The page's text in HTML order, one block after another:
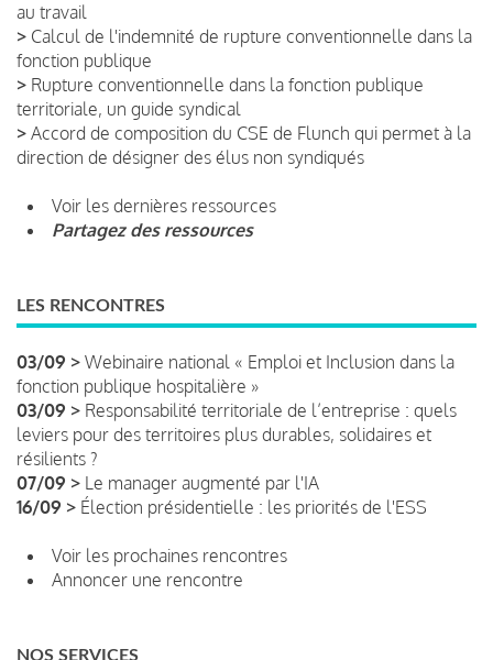
au travail
> Calcul de l'indemnité de rupture conventionnelle dans la
fonction publique
> Rupture conventionnelle dans la fonction publique
territoriale, un guide syndical
> Accord de composition du CSE de Flunch qui permet à la
direction de désigner des élus non syndiqués
Voir les dernières ressources
Partagez des ressources
LES RENCONTRES
03/09 > Webinaire national « Emploi et Inclusion dans la
fonction publique hospitalière »
03/09 > Responsabilité territoriale de l’entreprise : quels
leviers pour des territoires plus durables, solidaires et
résilients ?
07/09 > Le manager augmenté par l'IA
16/09 > Élection présidentielle : les priorités de l'ESS
Voir les prochaines rencontres
Annoncer une rencontre
NOS SERVICES